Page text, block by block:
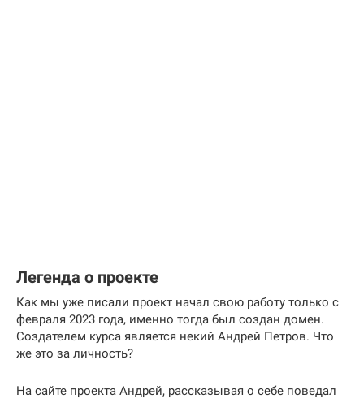
Легенда о проекте
Как мы уже писали проект начал свою работу только с
февраля 2023 года, именно тогда был создан домен.
Создателем курса является некий Андрей Петров. Что
же это за личность?
На сайте проекта Андрей, рассказывая о себе поведал